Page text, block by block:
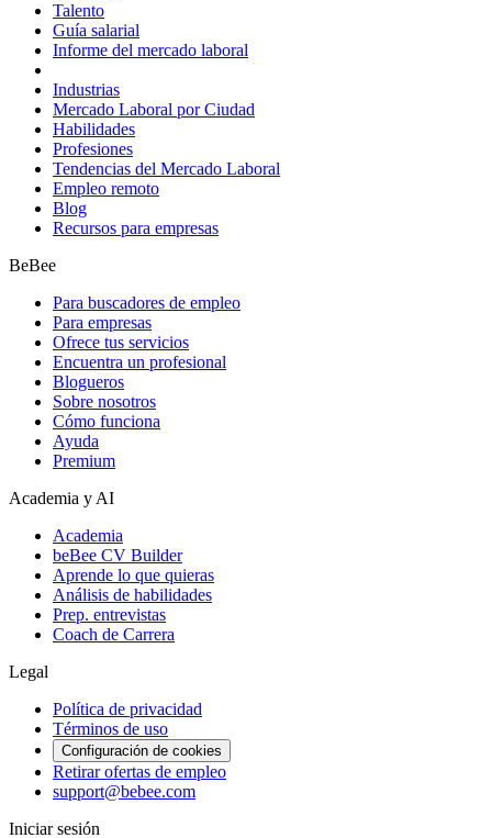
Talento
Guía salarial
Informe del mercado laboral
Industrias
Mercado Laboral por Ciudad
Habilidades
Profesiones
Tendencias del Mercado Laboral
Empleo remoto
Blog
Recursos para empresas
BeBee
Para buscadores de empleo
Para empresas
Ofrece tus servicios
Encuentra un profesional
Blogueros
Sobre nosotros
Cómo funciona
Ayuda
Premium
Academia y AI
Academia
beBee CV Builder
Aprende lo que quieras
Análisis de habilidades
Prep. entrevistas
Coach de Carrera
Legal
Política de privacidad
Términos de uso
Configuración de cookies
Retirar ofertas de empleo
support@bebee.com
Iniciar sesión